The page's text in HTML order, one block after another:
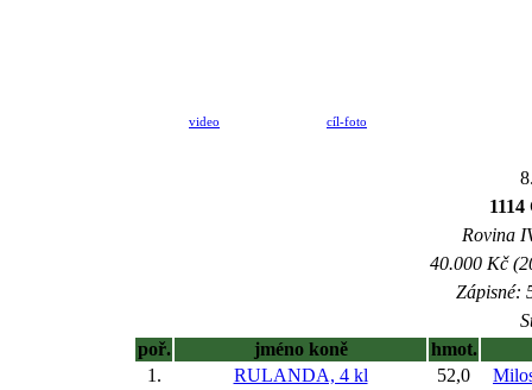
video cíl-foto
Rovina
40.000 Kč
Zápisné:
poř.
jméno koně
hmot.
1.
RULANDA, 4 kl 52,0